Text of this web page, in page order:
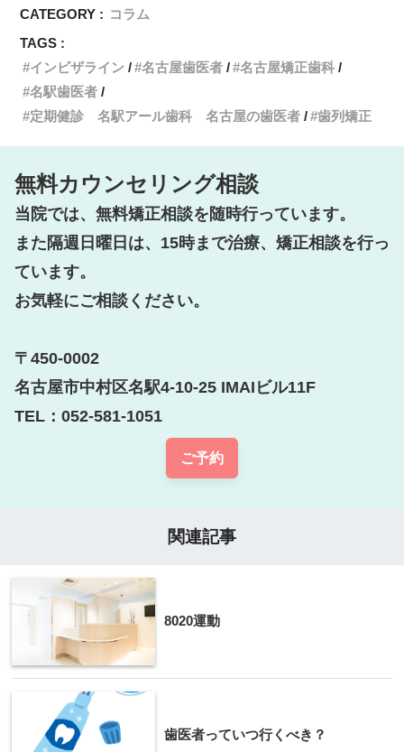
CATEGORY : コラム
TAGS :
インビザライン
名古屋歯医者
名古屋矯正歯科
名駅歯医者
定期健診 名駅アール歯科 名古屋の歯医者
歯列矯正
無料カウンセリング相談
当院では、無料矯正相談を随時行っています。
また隔週日曜日は、15時まで治療、矯正相談を行っ
ています。
お気軽にご相談ください。
〒450-0002
名古屋市中村区名駅4-10-25 IMAIビル11F
TEL：052-581-1051
ご予約
関連記事
8020運動
歯医者っていつ行くべき？